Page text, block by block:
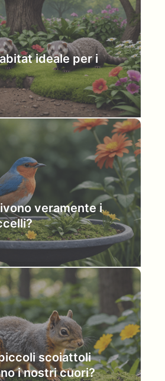
ideale per i
veramente i
scoiattoli
i nostri cuori?